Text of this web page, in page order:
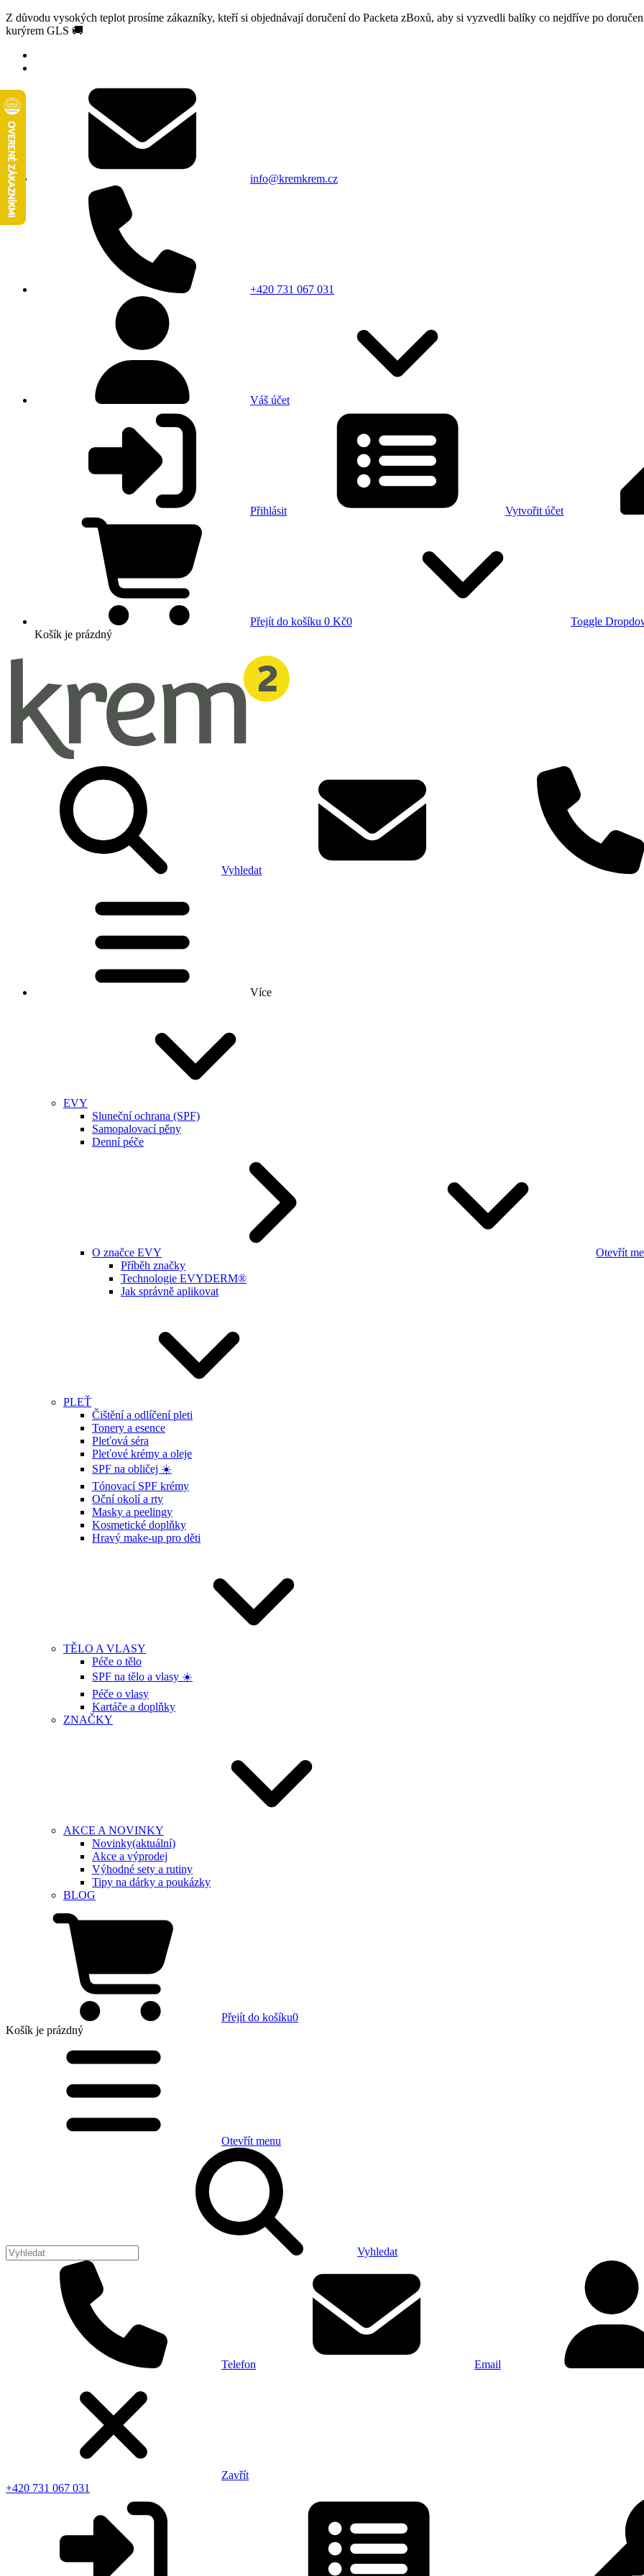
Z důvodu vysokých teplot prosíme zákazníky, kteří si objednávají doručení do Packeta zBoxů, aby si vyzvedli balíky co nejdříve po
kurýrem GLS 🚚
info@kremkrem.cz
+420 731 067 031
Váš účet
Přihlásit Vytvořit účet
Přejít do košíku 0 Kč0
Toggle
Košík je prázdný
Vyhledat
Více
EVY
Sluneční ochrana (SPF)
Samopalovací pěny
Denní péče
O značce EVY
Otevřít
Příběh značky
Technologie EVYDERM®
Jak správně aplikovat
PLEŤ
Čištění a odlíčení pleti
Tonery a esence
Pleťová séra
Pleťové krémy a oleje
SPF na obličej ☀️
Tónovací SPF krémy
Oční okolí a rty
Masky a peelingy
Kosmetické doplňky
Hravý make-up pro děti
TĚLO A VLASY
Péče o tělo
SPF na tělo a vlasy ☀️
Péče o vlasy
Kartáče a doplňky
ZNAČKY
AKCE A NOVINKY
Novinky(aktuální)
Akce a výprodej
Výhodné sety a rutiny
Tipy na dárky a poukázky
BLOG
Přejít do košíku0
Košík je prázdný
Otevřít menu
Vyhledat
Telefon Email
Zavřít
+420 731 067 031